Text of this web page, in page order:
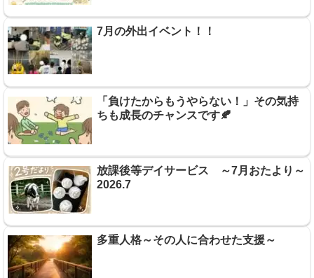
7月の外出イベント！！
「負けたからもうやらない！」その気持
ちも成長のチャンスです🍂
放課後等デイサービス ～7月おたより～
2026.7
多重人格～その人に合わせた支援～